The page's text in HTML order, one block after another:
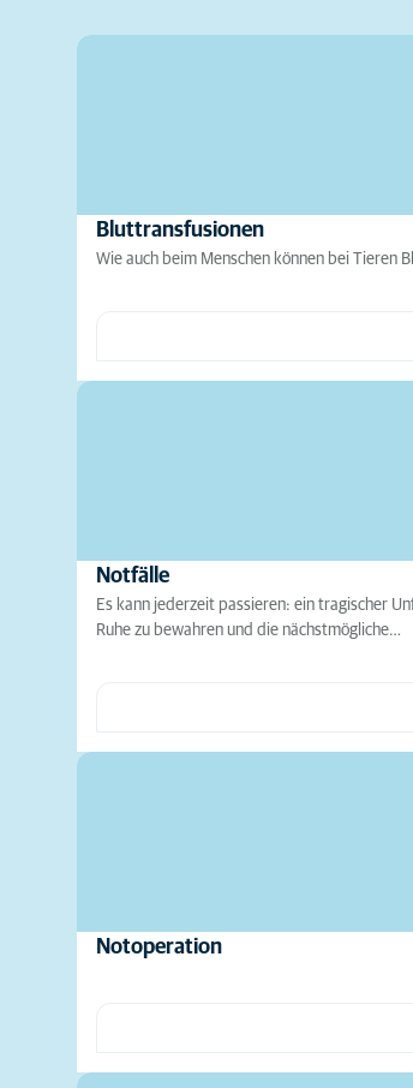
Bluttransfusionen
Wie auch beim Menschen können bei Tieren
Notfälle
Es kann jederzeit passieren: ein tragischer
Ruhe zu bewahren und die nächstmögliche…
Notoperation